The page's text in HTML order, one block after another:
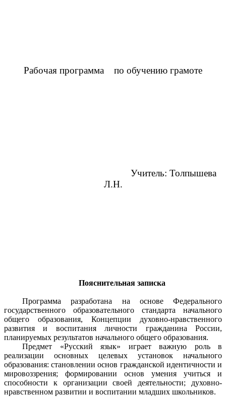
Рабочая программа по обучению грамоте
Учитель: Толпышева
Л.Н.
Пояснительная записка
Программа разработана на основе Федерального
государственного образовательного стандарта начального
общего образования, Концепции духовно-нравственного
развития и воспитания личности гражданина России,
планируемых результатов начального общего образования.
Предмет «Русский язык» играет важную роль в
реализации основных целевых установок начального
образования: становлении основ гражданской идентичности и
мировоззрения; формировании основ умения учиться и
способности к организации своей деятельности; духовно-
нравственном развитии и воспитании младших школьников.